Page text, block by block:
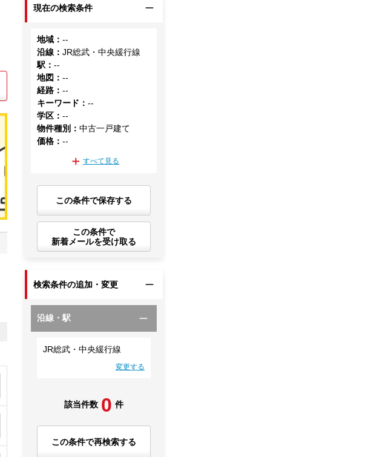
現在の検索条件
地域 ：--
沿線 ：JR総武・中央緩行線
駅 ：--
地図 ：--
経路 ：--
キーワード ：--
学区 ：--
物件種別 ：中古一戸建て
価格 ：--
すべて見る
この条件で保存する
この条件で
新着メールを受け取る
検索条件の追加・変更
沿線・駅
JR総武・中央緩行線
変更する
該当件数 0 件
この条件で再検索する